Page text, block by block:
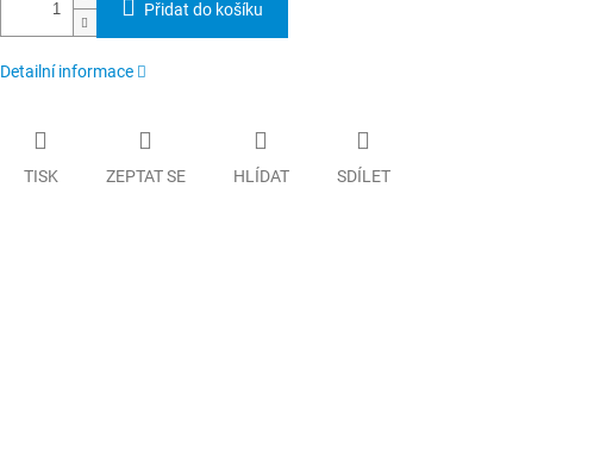
Přidat do košíku
Detailní informace
TISK ZEPTAT SE HLÍDAT SDÍLET